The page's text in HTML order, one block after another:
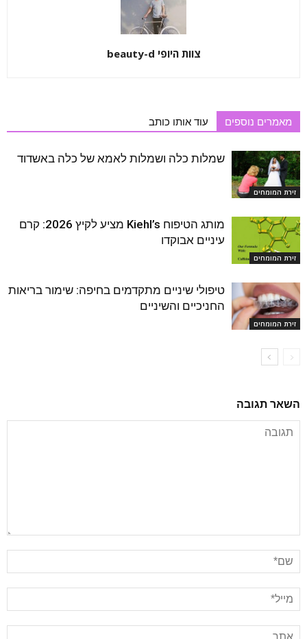
צוות היופי beauty-d
מאמרים נוספים עוד אותו כותב
זירת המומחים
שמלות כלה ושמלות לאמא של כלה באשדוד
זירת המומחים
מותג הטיפוח Kiehl’s מציע לקיץ 2026: קרם
עיניים אבוקדו
זירת המומחים
טיפולי שיניים מתקדמים בחיפה: שימור בריאות
החניכיים והשיניים
השאר תגובה